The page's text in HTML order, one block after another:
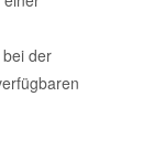
der